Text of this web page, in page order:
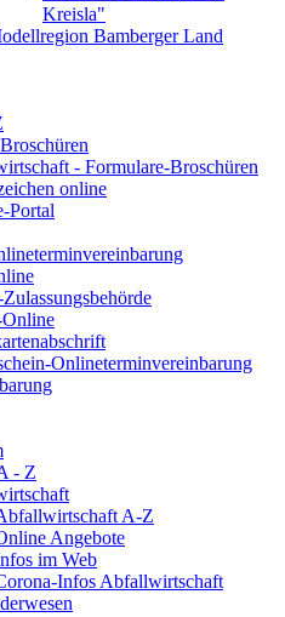
Kreisla"
Bamberger Land
- Formulare-Broschüren
online
Portal
Online
Onlineterminvereinbarung
- Z
A-Z
Angebote
im Web
Infos Abfallwirtschaft